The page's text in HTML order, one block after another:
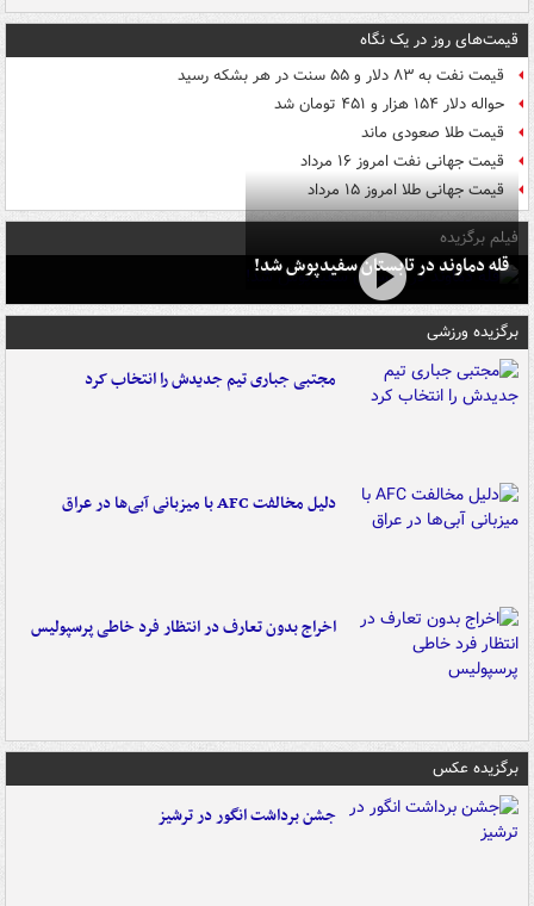
قیمت‌های روز در یک نگاه
قیمت نفت به ۸۳ دلار و ۵۵ سنت در هر بشکه رسید
حواله دلار ۱۵۴ هزار و ۴۵۱ تومان شد
قیمت طلا صعودی ماند
قیمت جهانی نفت امروز ۱۶ مرداد
قیمت جهانی طلا امروز ۱۵ مرداد
فیلم برگزیده
قله دماوند در تابستان سفیدپوش شد!
برگزیده ورزشی
مجتبی جباری تیم جدیدش را انتخاب کرد
دلیل مخالفت AFC با میزبانی آبی‌ها در عراق
اخراج بدون تعارف در انتظار فرد خاطی پرسپولیس
برگزیده عکس
جشن برداشت انگور در ترشیز